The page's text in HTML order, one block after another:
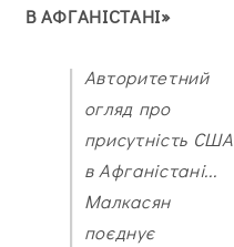
В АФГАНІСТАНІ»
Авторитетний
огляд про
присутність США
в Афганістані...
Малкасян
поєднує